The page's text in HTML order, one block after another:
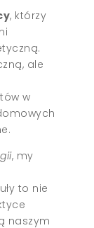
, którzy
ale
w
, my
to nie
naszym